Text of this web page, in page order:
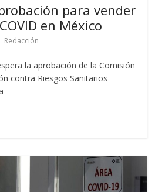
para vender
en México
Redacción
la aprobación de la Comisión
contra Riesgos Sanitarios